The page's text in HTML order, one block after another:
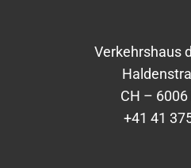
Verkehrshaus
CH –
+41 41